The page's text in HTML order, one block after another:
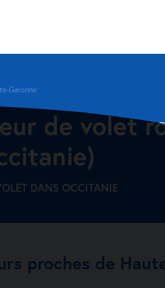
Garonne
de volet
DANS OCCITANIE
proches de